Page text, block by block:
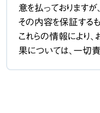
意を払っておりますが、
その内容を保証するも
これらの情報により
果については、一切